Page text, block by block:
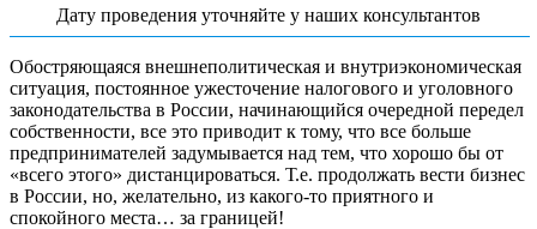
Дату проведения уточняйте у наших консультантов
Обостряющаяся внешнеполитическая и внутриэкономическая
ситуация, постоянное ужесточение налогового и уголовного
законодательства в России, начинающийся очередной передел
собственности, все это приводит к тому, что все больше
предпринимателей задумывается над тем, что хорошо бы от
«всего этого» дистанцироваться. Т.е. продолжать вести бизнес
в России, но, желательно, из какого-то приятного и
спокойного места… за границей!